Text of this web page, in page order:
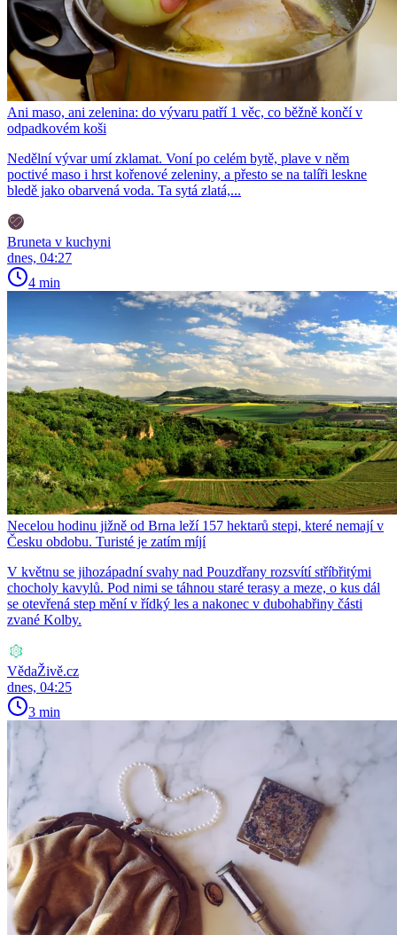
Ani maso, ani zelenina: do vývaru patří 1 věc, co běžně končí v
odpadkovém koši
Nedělní vývar umí zklamat. Voní po celém bytě, plave v něm
poctivé maso i hrst kořenové zeleniny, a přesto se na talíři leskne
bledě jako obarvená voda. Ta sytá zlatá,...
Bruneta v kuchyni
dnes, 04:27
4 min
Necelou hodinu jižně od Brna leží 157 hektarů stepi, které nemají v
Česku obdobu. Turisté je zatím míjí
V květnu se jihozápadní svahy nad Pouzdřany rozsvítí stříbřitými
chocholy kavylů. Pod nimi se táhnou staré terasy a meze, o kus dál
se otevřená step mění v řídký les a nakonec v dubohabřiny části
zvané Kolby.
VědaŽivě.cz
dnes, 04:25
3 min